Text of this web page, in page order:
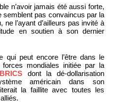
n’avoir jamais été aussi forte,
semblent pas convaincus par la
l’ayant d’ailleurs pas invité à
en soutien à son dernier
qui peut encore l’être dans le
mondiales initiée par la
BRICS dont la dé-dollarisation
américain dans son
la faillite avec toutes les